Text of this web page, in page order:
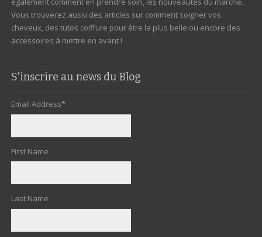
Vous trouverez aussi des articles sur comment soigner vos
cheveux, des tutos coiffure pour être la plus belle ou encore des
accessoires à mettre en avant !
S'inscrire au news du Blog
Email Address*
First Name
Last Name